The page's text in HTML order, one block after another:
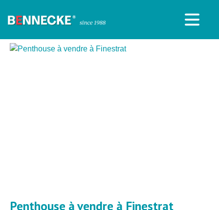
Penthouse à vendre à Finestrat